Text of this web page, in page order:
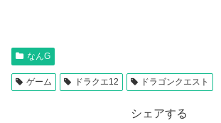
なんG
ゲーム ドラクエ12 ドラゴンクエスト
シェアする